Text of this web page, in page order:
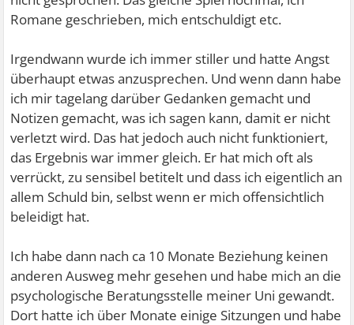
Romane geschrieben, mich entschuldigt etc.
Irgendwann wurde ich immer stiller und hatte Angst
überhaupt etwas anzusprechen. Und wenn dann habe
ich mir tagelang darüber Gedanken gemacht und
Notizen gemacht, was ich sagen kann, damit er nicht
verletzt wird. Das hat jedoch auch nicht funktioniert,
das Ergebnis war immer gleich. Er hat mich oft als
verrückt, zu sensibel betitelt und dass ich eigentlich an
allem Schuld bin, selbst wenn er mich offensichtlich
beleidigt hat.
Ich habe dann nach ca 10 Monate Beziehung keinen
anderen Ausweg mehr gesehen und habe mich an die
psychologische Beratungsstelle meiner Uni gewandt.
Dort hatte ich über Monate einige Sitzungen und habe